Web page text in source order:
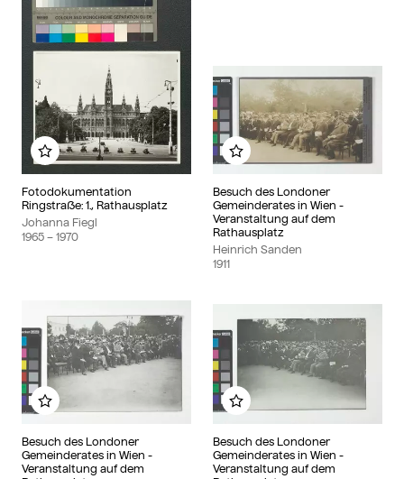
Fotodokumentation
Ringstraße: 1., Rathausplatz
Johanna Fiegl
1965 – 1970
Add to my album
Besuch des Londoner
Gemeinderates in Wien -
Veranstaltung auf dem
Rathausplatz
Heinrich Sanden
1911
Add to my album
Besuch des Londoner
Gemeinderates in Wien -
Veranstaltung auf dem
Add to my album
Besuch des Londoner
Gemeinderates in Wien -
Veranstaltung auf dem
Add to my album